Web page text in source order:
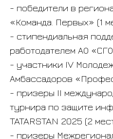
- победители в
«Команда. Первых» (1
- стипендиальная
работодателем АО
- участники IV
Амбассадоров
- призеры II
турнира по защите
TATARSTAN 2025 (2
- призеры
индустриально-
технологический
техникум (СИТТ)
При использовании
материалов портала
ссылка на источник
обязательна